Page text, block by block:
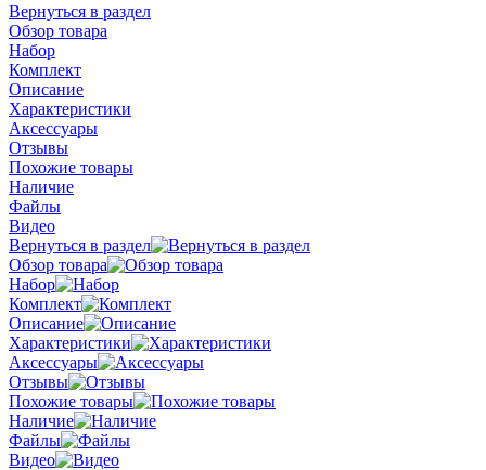
Вернуться в раздел
Обзор товара
Набор
Комплект
Описание
Характеристики
Аксессуары
Отзывы
Похожие товары
Наличие
Файлы
Видео
Вернуться в раздел
Обзор товара
Набор
Комплект
Описание
Характеристики
Аксессуары
Отзывы
Похожие товары
Наличие
Файлы
Видео